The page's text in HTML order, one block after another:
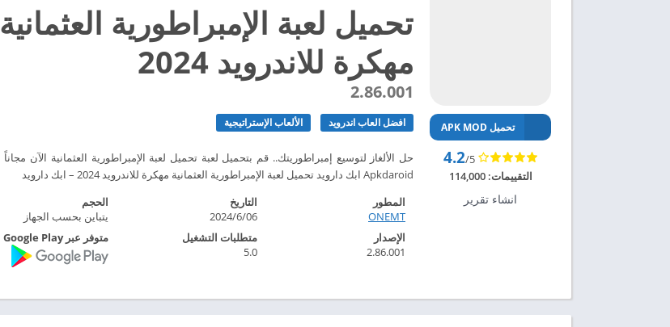
تحميل لعبة الإمبراطورية العثمانية
مهكرة للاندرويد 2024
2.86.001
افضل العاب اندرويد الألعاب الإستراتيجية
Apkdaroid ابك دارويد تحميل لعبة الإمبراطورية العثمانية مهكرة للاندرويد 2024 – ابك دارويد
تحميل APK MOD
4.2/5
التقييمات:114,000
انشاء تقرير
المطور
ONEMT‏
التاريخ
2024/6/06
الحجم
يتباين بحسب الجهاز
الإصدار
2.86.001
متطلبات التشغيل
5.0
متوفر عبر Google Play